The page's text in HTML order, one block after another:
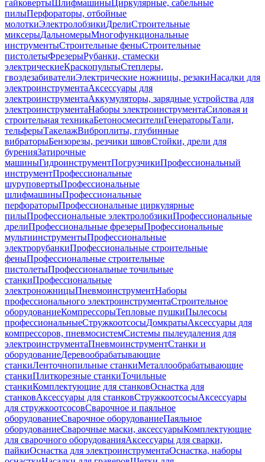
гайковертыШлифмашиныЦиркулярные, сабельные
пилыПерфораторы, отбойные
молоткиЭлектролобзикиДрелиСтроительные
миксерыДальномерыМногофункциональные
инструментыСтроительные феныСтроительные
пистолетыФрезерыРубанки, стамески
электрическиеКраскопультыСтеплеры,
гвоздезабивателиЭлектрические ножницы, резакиНасадки для
электроинструментаАксессуары для
электроинструментаАккумуляторы, зарядные устройства для
электроинструментаНаборы электроинструментаСиловая и
строительная техникаБетоносмесителиГенераторыТали,
тельферыТакелажВиброплиты, глубинные
вибраторыБензорезы, резчики швовСтойки, дрели для
буренияЗатирочные
машиныГидроинструментПогрузчикиПрофессиональный
инструментПрофессиональные
шуруповертыПрофессиональные
шлифмашиныПрофессиональные
перфораторыПрофессиональные циркулярные
пилыПрофессиональные электролобзикиПрофессиональные
дрелиПрофессиональные фрезерыПрофессиональные
мультиинструментыПрофессиональные
электрорубанкиПрофессиональные строительные
феныПрофессиональные строительные
пистолетыПрофессиональные точильные
станкиПрофессиональные
электроножницыПневмоинструментНаборы
профессионального электроинструментаСтроительное
оборудованиеКомпрессорыТепловые пушкиПылесосы
профессиональныеСтружкоотсосыДомкратыАксессуары для
компрессоров, пневмосистемСистемы пылеудаления для
электроинструментаПневмоинструментСтанки и
оборудованиеДеревообрабатывающие
станкиЛенточнопильные станкиМеталлообрабатывающие
станкиПлиткорезные станкиТочильные
станкиКомплектующие для станковОснастка для
станковАксессуары для станковСтружкоотсосыАксессуары
для стружкоотсосовСварочное и паяльное
оборудованиеСварочное оборудованиеПаяльное
оборудованиеСварочные маски, аксессуарыКомплектующие
для сварочного оборудованияАксессуары для сварки,
пайкиОснастка для электроинструментаОснастка, наборы